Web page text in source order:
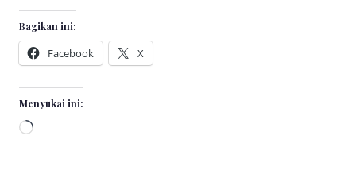
Bagikan ini:
Facebook X
Menyukai ini:
Memuat...